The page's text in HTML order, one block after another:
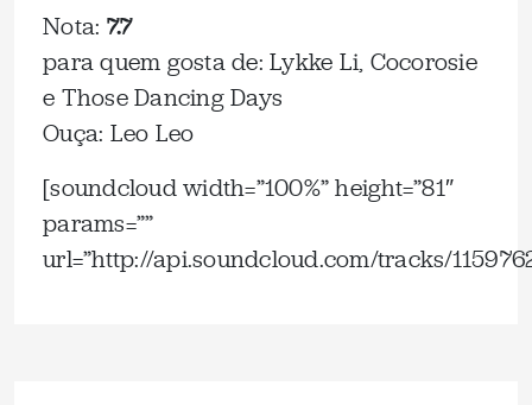
Nota: 7.7
para quem gosta de: Lykke Li, Cocorosie
e Those Dancing Days
Ouça: Leo Leo
[soundcloud width=”100%” height=”81″
params=””
url=”http://api.soundcloud.com/tracks/